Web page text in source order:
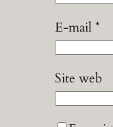
E-mail*
Site web